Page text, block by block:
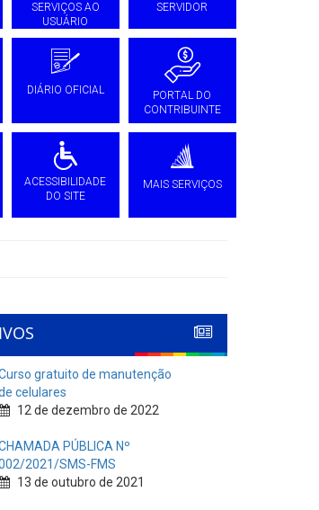
SERVIÇOS AO
USUÁRIO
SERVIDOR
DIÁRIO OFICIAL
PORTAL DO
CONTRIBUINTE
ACESSIBILIDADE
DO SITE
MAIS SERVIÇOS
gratuito de manutenção
celulares
12 de dezembro de 2022
PÚBLICA Nº
2021/SMS-FMS
13 de outubro de 2021